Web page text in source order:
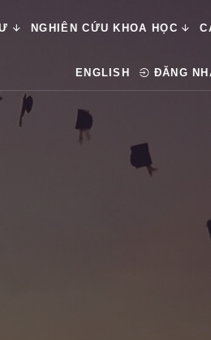
NGHIÊN CỨU KHOA HỌC
ENGLISH ĐĂNG